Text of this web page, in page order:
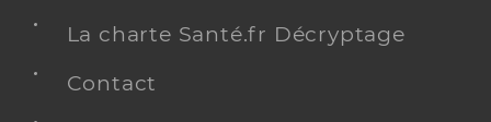
La charte Santé.fr Décryptage
Contact